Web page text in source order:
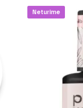
Neturime